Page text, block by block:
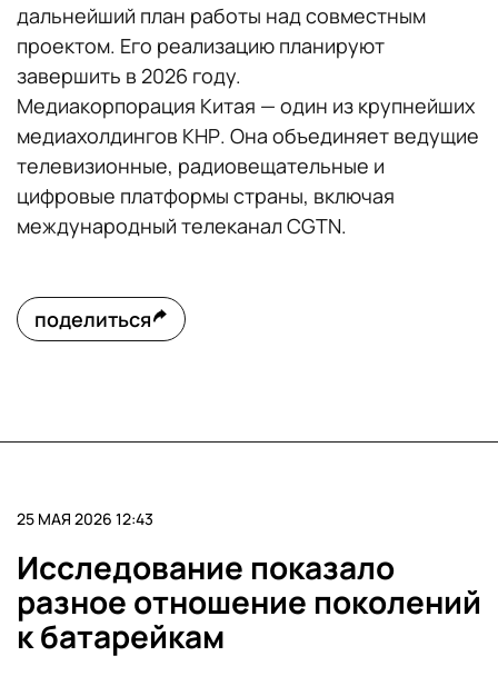
дальнейший план работы над совместным
проектом. Его реализацию планируют
завершить в 2026 году.
Медиакорпорация Китая — один из крупнейших
медиахолдингов КНР. Она объединяет ведущие
телевизионные, радиовещательные и
цифровые платформы страны, включая
международный телеканал CGTN.
поделиться
25 МАЯ 2026 12:43
Исследование показало
разное отношение поколений
к батарейкам